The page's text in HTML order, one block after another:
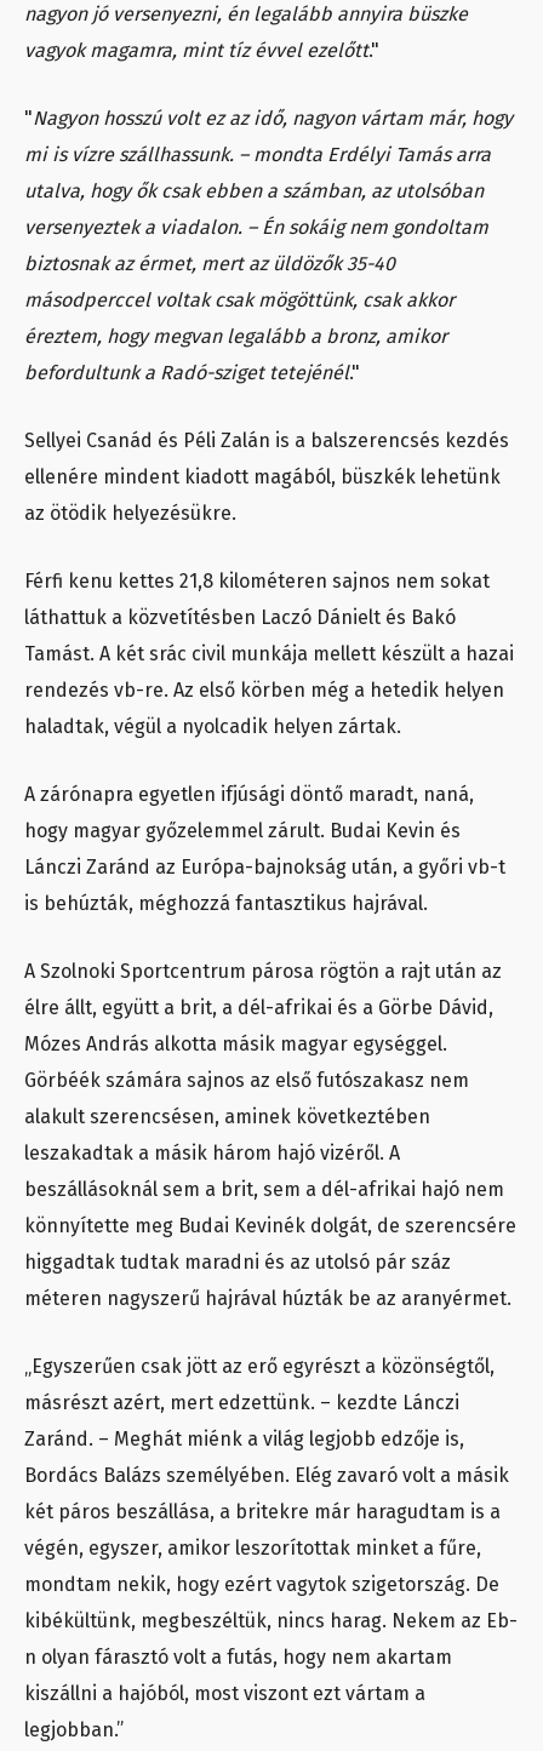
nagyon jó versenyezni, én legalább annyira büszke
vagyok magamra, mint tíz évvel ezelőtt."
"Nagyon hosszú volt ez az idő, nagyon vártam már, hogy
mi is vízre szállhassunk. – mondta Erdélyi Tamás arra
utalva, hogy ők csak ebben a számban, az utolsóban
versenyeztek a viadalon. – Én sokáig nem gondoltam
biztosnak az érmet, mert az üldözők 35-40
másodperccel voltak csak mögöttünk, csak akkor
éreztem, hogy megvan legalább a bronz, amikor
befordultunk a Radó-sziget tetejénél."
Sellyei Csanád és Péli Zalán is a balszerencsés kezdés
ellenére mindent kiadott magából, büszkék lehetünk
az ötödik helyezésükre.
Férfi kenu kettes 21,8 kilométeren sajnos nem sokat
láthattuk a közvetítésben Laczó Dánielt és Bakó
Tamást. A két srác civil munkája mellett készült a hazai
rendezés vb-re. Az első körben még a hetedik helyen
haladtak, végül a nyolcadik helyen zártak.
A zárónapra egyetlen ifjúsági döntő maradt, naná,
hogy magyar győzelemmel zárult. Budai Kevin és
Lánczi Zaránd az Európa-bajnokság után, a győri vb-t
is behúzták, méghozzá fantasztikus hajrával.
A Szolnoki Sportcentrum párosa rögtön a rajt után az
élre állt, együtt a brit, a dél-afrikai és a Görbe Dávid,
Mózes András alkotta másik magyar egységgel.
Görbéék számára sajnos az első futószakasz nem
alakult szerencsésen, aminek következtében
leszakadtak a másik három hajó vizéről. A
beszállásoknál sem a brit, sem a dél-afrikai hajó nem
könnyítette meg Budai Kevinék dolgát, de szerencsére
higgadtak tudtak maradni és az utolsó pár száz
méteren nagyszerű hajrával húzták be az aranyérmet.
„Egyszerűen csak jött az erő egyrészt a közönségtől,
másrészt azért, mert edzettünk. – kezdte Lánczi
Zaránd. – Meghát miénk a világ legjobb edzője is,
Bordács Balázs személyében. Elég zavaró volt a másik
két páros beszállása, a britekre már haragudtam is a
végén, egyszer, amikor leszorítottak minket a fűre,
mondtam nekik, hogy ezért vagytok szigetország. De
kibékültünk, megbeszéltük, nincs harag. Nekem az Eb-
n olyan fárasztó volt a futás, hogy nem akartam
kiszállni a hajóból, most viszont ezt vártam a
legjobban.”